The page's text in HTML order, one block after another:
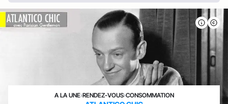
A LA UNE›RENDEZ-VOUS›CONSOMMATION